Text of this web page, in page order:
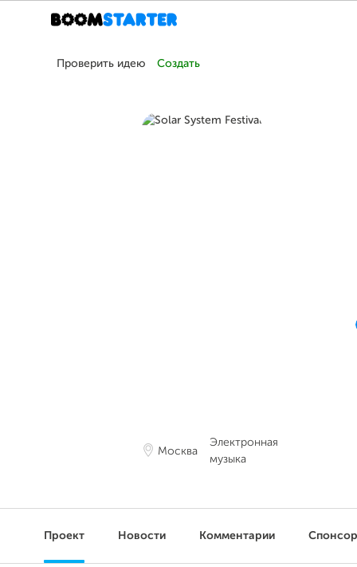
Проверить идею Создать
Москва
Электронная
музыка
Проект Новости Комментарии